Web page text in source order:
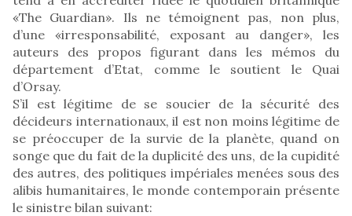
«The Guardian». Ils ne témoignent pas, non plus,
d’une «irresponsabilité, exposant au danger», les
auteurs des propos figurant dans les mémos du
département d’Etat, comme le soutient le Quai
d’Orsay.
S’il est légitime de se soucier de la sécurité des
décideurs internationaux, il est non moins légitime de
se préoccuper de la survie de la planète, quand on
songe que du fait de la duplicité des uns, de la cupidité
des autres, des politiques impériales menées sous des
alibis humanitaires, le monde contemporain présente
le sinistre bilan suivant: